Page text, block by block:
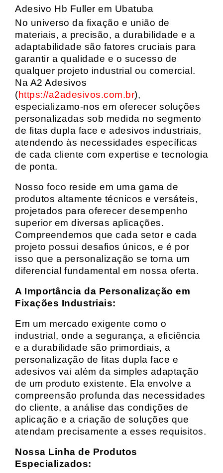
Adesivo Hb Fuller em Ubatuba
No universo da fixação e união de
materiais, a precisão, a durabilidade e a
adaptabilidade são fatores cruciais para
garantir a qualidade e o sucesso de
qualquer projeto industrial ou comercial.
Na A2 Adesivos
(https://a2adesivos.com.br),
especializamo-nos em oferecer soluções
personalizadas sob medida no segmento
de fitas dupla face e adesivos industriais,
atendendo às necessidades específicas
de cada cliente com expertise e tecnologia
de ponta.
Nosso foco reside em uma gama de
produtos altamente técnicos e versáteis,
projetados para oferecer desempenho
superior em diversas aplicações.
Compreendemos que cada setor e cada
projeto possui desafios únicos, e é por
isso que a personalização se torna um
diferencial fundamental em nossa oferta.
A Importância da Personalização em
Fixações Industriais:
Em um mercado exigente como o
industrial, onde a segurança, a eficiência
e a durabilidade são primordiais, a
personalização de fitas dupla face e
adesivos vai além da simples adaptação
de um produto existente. Ela envolve a
compreensão profunda das necessidades
do cliente, a análise das condições de
aplicação e a criação de soluções que
atendam precisamente a esses requisitos.
Nossa Linha de Produtos
Especializados: